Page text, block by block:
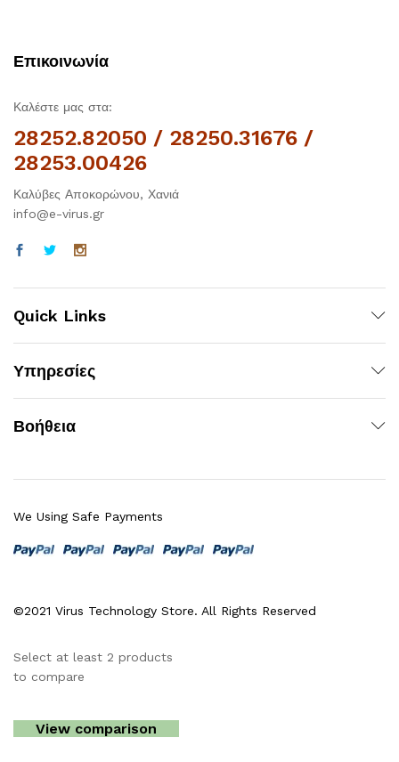
Επικοινωνία
Καλέστε μας στα:
28252.82050 / 28250.31676 /
28253.00426
Καλύβες Αποκορώνου, Χανιά
info@e-virus.gr
Quick Links
Υπηρεσίες
Βοήθεια
©2021 Virus Technology Store. All Rights Reserved
We Using Safe Payments
Select at least 2 products
to compare
View comparison